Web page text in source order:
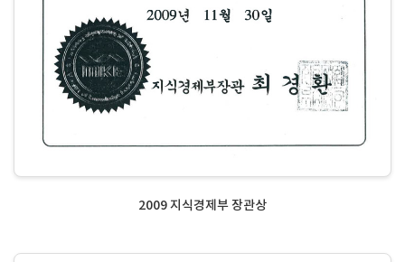
2009 지식경제부 장관상